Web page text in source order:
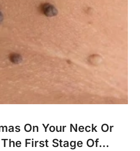
On Your Neck Or
First Stage Of...